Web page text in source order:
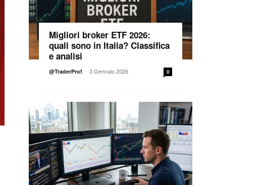
Migliori broker ETF 2026:
quali sono in Italia? Classifica
e analisi
@TraderProf - 3 Gennaio 2026 0